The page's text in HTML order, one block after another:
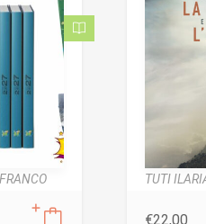
TUTI
€22,00